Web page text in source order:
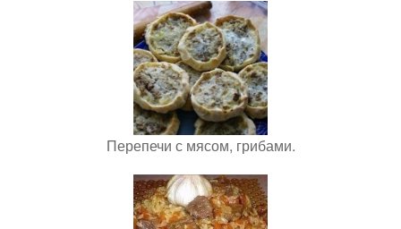
Перепечи с мясом, грибами.